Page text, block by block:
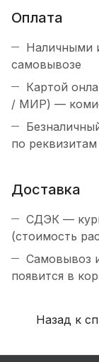
Оплата
Наличными
самовывозе
Картой
/ МИР) —
по реквизитам
Доставка
СДЭК —
(стоимость
Самовывоз
появится в
Назад к